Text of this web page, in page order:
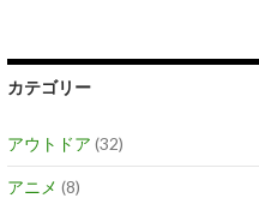
カテゴリー
アウトドア (32)
アニメ (8)